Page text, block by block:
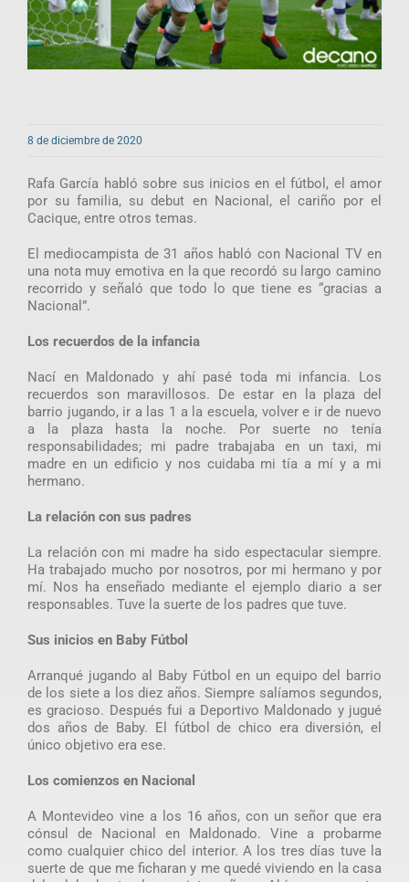
8 de diciembre de 2020
Rafa García habló sobre sus inicios en el fútbol, el amor
por su familia, su debut en Nacional, el cariño por el
Cacique, entre otros temas.
El mediocampista de 31 años habló con Nacional TV en
una nota muy emotiva en la que recordó su largo camino
recorrido y señaló que todo lo que tiene es “gracias a
Nacional”.
Los recuerdos de la infancia
Nací en Maldonado y ahí pasé toda mi infancia. Los
recuerdos son maravillosos. De estar en la plaza del
barrio jugando, ir a las 1 a la escuela, volver e ir de nuevo
a la plaza hasta la noche. Por suerte no tenía
responsabilidades; mi padre trabajaba en un taxi, mi
madre en un edificio y nos cuidaba mi tía a mí y a mi
hermano.
La relación con sus padres
La relación con mi madre ha sido espectacular siempre.
Ha trabajado mucho por nosotros, por mi hermano y por
mí. Nos ha enseñado mediante el ejemplo diario a ser
responsables. Tuve la suerte de los padres que tuve.
Sus inicios en Baby Fútbol
Arranqué jugando al Baby Fútbol en un equipo del barrio
de los siete a los diez años. Siempre salíamos segundos,
es gracioso. Después fui a Deportivo Maldonado y jugué
dos años de Baby. El fútbol de chico era diversión, el
único objetivo era ese.
Los comienzos en Nacional
A Montevideo vine a los 16 años, con un señor que era
cónsul de Nacional en Maldonado. Vine a probarme
como cualquier chico del interior. A los tres días tuve la
suerte de que me ficharan y me quedé viviendo en la casa